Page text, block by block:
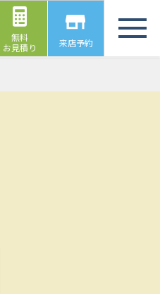
無料
お見積り
来店予約